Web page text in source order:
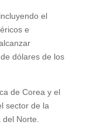
el
e
dólares de los
de Corea y el
sector de la
Norte.